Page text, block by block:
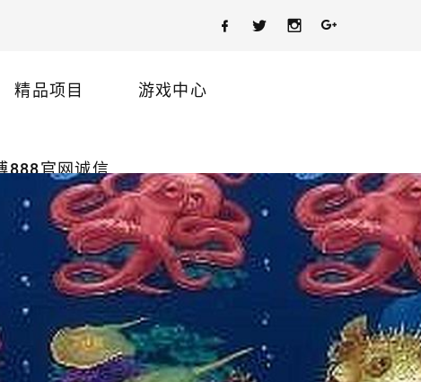
精品项目 游戏中心
888官网诚信